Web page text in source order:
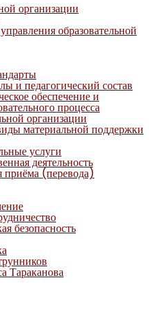
организации
образовательной
и педагогический состав
обеспечение и
процесса
организации
материальной поддержки
услуги
деятельность
приёма (перевода)
безопасность
Тараканова